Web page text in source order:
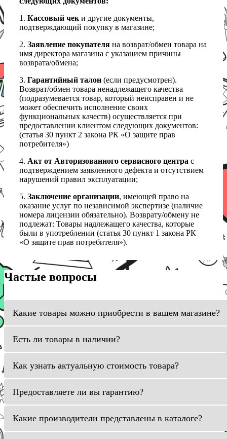
1. Кассовый чеки другие документы,
подтверждающий покупку в магазине;
2. Заявление покупателя на возврат/обмен товара на
имя директора магазина с указанием причины
возврата/обмена;
3. Гарантийный талон (если предусмотрен).
Возврат/обмен товара ненадлежащего качества
(подразумевается товар, который неисправен и не
может обеспечить исполнение своих
функциональных качеств) осуществляется при
предоставлении клиентом следующих документов:
(статья 30 пункт 2 закона РК «О защите прав
потребителя»)
4. Акт от Авторизованного сервисного центра с
подтверждением заявленного дефекта и отсутствием
нарушений правил эксплуатации;
5. Заключение организации, имеющей право на
оказание услуг по независимой экспертизе (наличие
номера лицензии обязательно). Возврату/обмену не
подлежат: Товары надлежащего качества, которые
были в употреблении (статья 30 пункт 1 закона РК
«О защите прав потребителя»).
Частые вопросы
Какие товары можно приобрести в вашем магазине?
Есть ли товары в наличии?
Как узнать актуальную стоимость товара?
Предоставляете ли вы гарантию?
Какие производители представлены в каталоге?